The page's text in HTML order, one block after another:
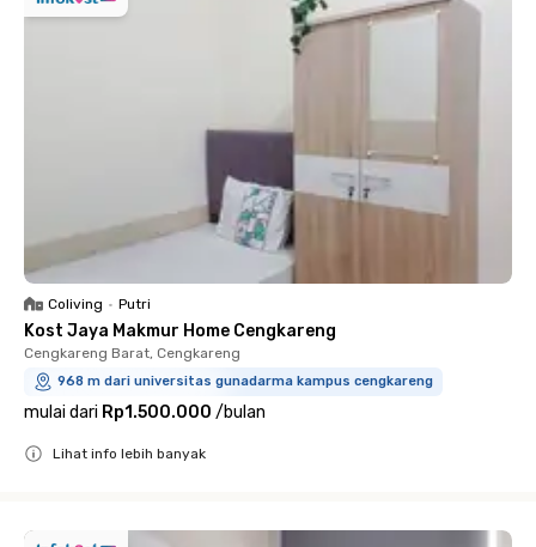
Coliving • Putri
Kost Jaya Makmur Home Cengkareng
Cengkareng Barat, Cengkareng
968 m dari universitas gunadarma kampus cengkareng
mulai dari Rp1.500.000 /bulan
Lihat info lebih banyak